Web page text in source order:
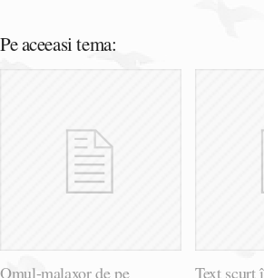
Pe aceeasi tema:
Omul-malaxor de pe Text scurt